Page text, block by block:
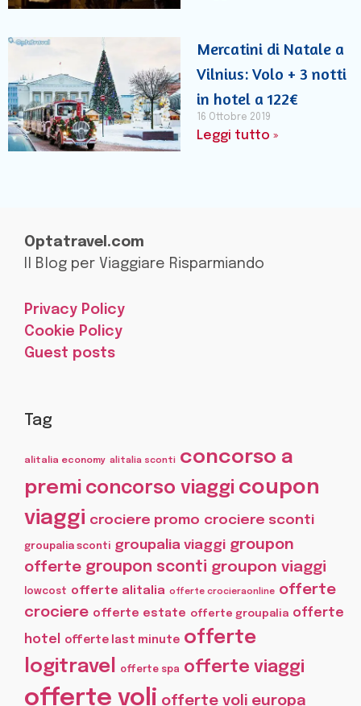
Mercatini di Natale a
Vilnius: Volo + 3 notti
in hotel a 122€
16 Ottobre 2019
Leggi tutto »
Optatravel.com
Il Blog per Viaggiare Risparmiando
Privacy Policy
Cookie Policy
Guest posts
Tag
alitalia economy alitalia sconti concorso a
premi concorso viaggi coupon
viaggi crociere promo crociere sconti
groupalia sconti groupalia viaggi groupon
offerte groupon sconti groupon viaggi
lowcost offerte alitalia offerte crocieraonline offerte
crociere offerte estate offerte groupalia offerte
hotel
offerte last minute offerte
logitravel offerte spa offerte viaggi
offerte voli offerte voli europa